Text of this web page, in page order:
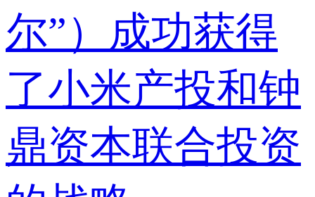
尔”）成功获得
了小米产投和钟
鼎资本联合投资